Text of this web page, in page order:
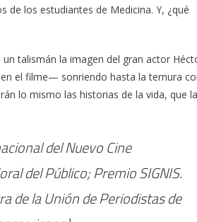
de los estudiantes de Medicina. Y, ¿qué
talismán la imagen del gran actor
el filme— sonriendo hasta la ternura
lo mismo las historias de la vida, que la
del Nuevo Cine
del Público; Premio SIGNIS.
de la Unión de Periodistas de